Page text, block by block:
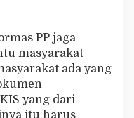
PP jaga
masyarakat
ada yang
yang dari
itu harus